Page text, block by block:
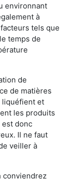
environnant
à
tels que
temps de
de
de matières
liquéfient et
les produits
est donc
Il ne faut
veiller à
conviendrez